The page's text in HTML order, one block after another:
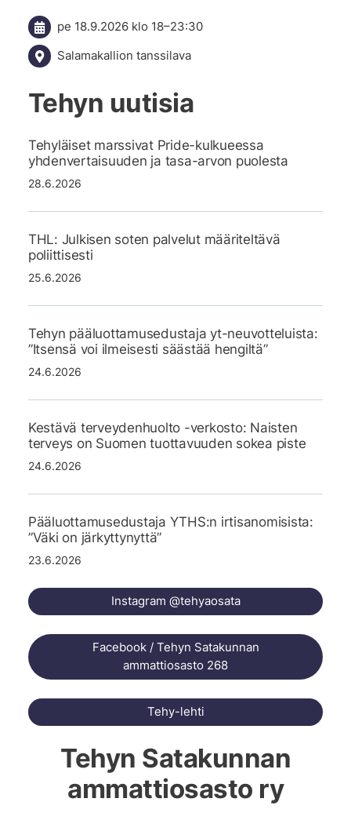
pe 18.9.2026 klo 18–23:30
Salamakallion tanssilava
Tehyn uutisia
Tehyläiset marssivat Pride-kulkueessa
yhdenvertaisuuden ja tasa-arvon puolesta
28.6.2026
THL: Julkisen soten palvelut määriteltävä
poliittisesti
25.6.2026
Tehyn pääluottamusedustaja yt-neuvotteluista:
”Itsensä voi ilmeisesti säästää hengiltä”
24.6.2026
Kestävä terveydenhuolto -verkosto: Naisten
terveys on Suomen tuottavuuden sokea piste
24.6.2026
Pääluottamusedustaja YTHS:n irtisanomisista:
”Väki on järkyttynyttä”
23.6.2026
Instagram @tehyaosata
Facebook / Tehyn Satakunnan
ammattiosasto 268
Tehy-lehti
Tehyn Satakunnan
ammattiosasto ry